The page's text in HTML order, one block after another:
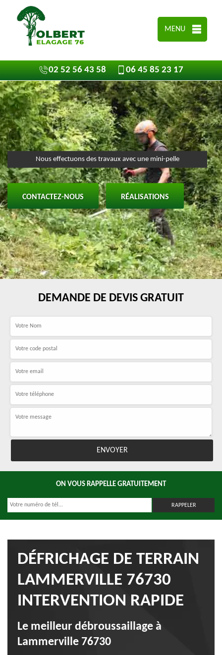
MENU
02 52 56 43 58 06 45 85 23 17
Nous effectuons des travaux avec une mini-pelle
CONTACTEZ-NOUS RÉALISATIONS
DEMANDE DE DEVIS GRATUIT
ON VOUS RAPPELLE GRATUITEMENT
DÉFRICHAGE DE TERRAIN
LAMMERVILLE 76730
INTERVENTION RAPIDE
Le meilleur débroussaillage à
Lammerville 76730